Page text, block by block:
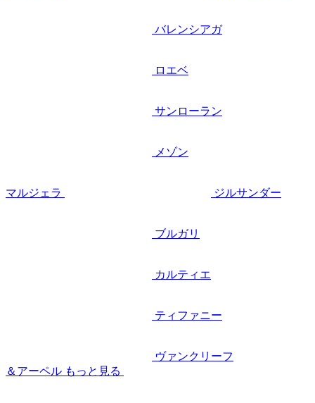
バレンシアガ
ロエベ
サンローラン
メゾン
マルジェラ ジルサンダー
ブルガリ
カルティエ
ティファニー
ヴァンクリーフ
＆アーペル もっと見る